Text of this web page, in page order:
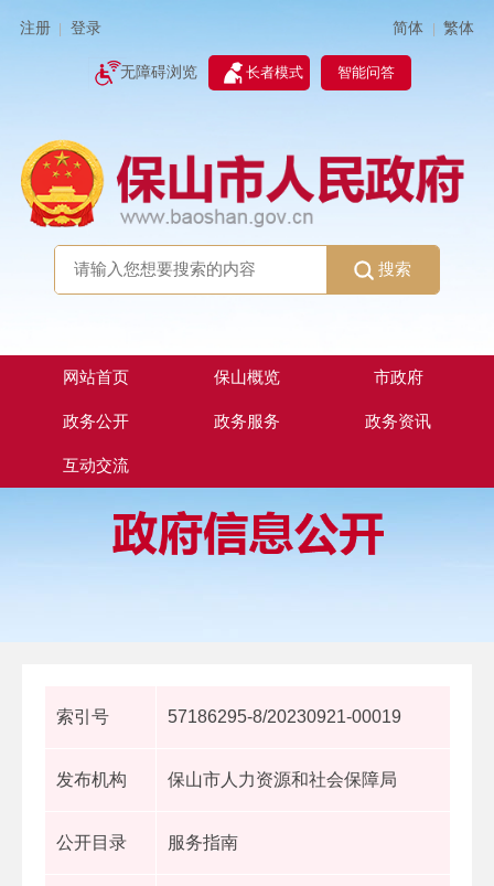
注册 登录 简体 | 繁体
无障碍浏览 长者模式 智能问答
搜索
网站首页 保山概览 市政府
政务公开 政务服务 政务资讯
互动交流
索引号 57186295-8/20230921-00019
发布机构 保山市人力资源和社会保障局
公开目录 服务指南